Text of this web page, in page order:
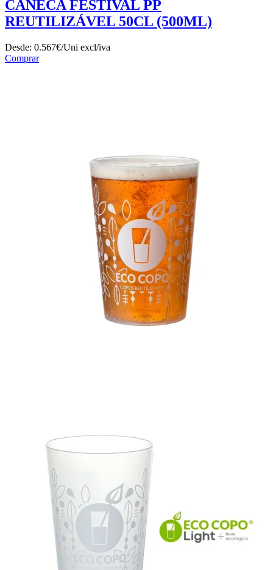
CANECA FESTIVAL PP
REUTILIZÁVEL 50CL (500ML)
Desde: 0.567€/Uni excl/iva
Comprar